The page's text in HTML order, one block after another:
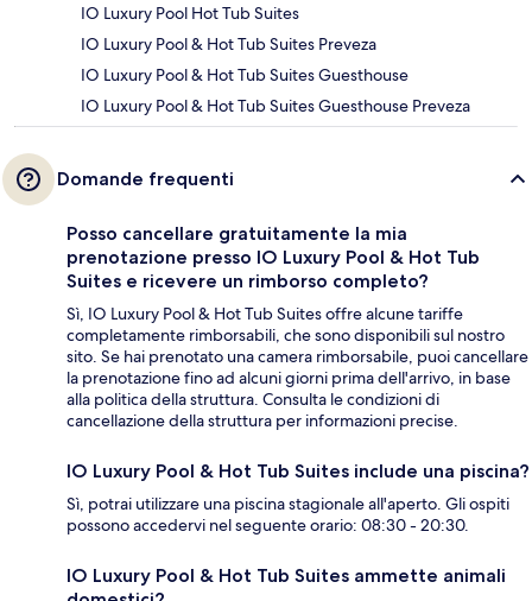
IO Luxury Pool Hot Tub Suites
IO Luxury Pool & Hot Tub Suites Preveza
IO Luxury Pool & Hot Tub Suites Guesthouse
IO Luxury Pool & Hot Tub Suites Guesthouse Preveza
Domande frequenti
Posso cancellare gratuitamente la mia
prenotazione presso IO Luxury Pool & Hot Tub
Suites e ricevere un rimborso completo?
Sì, IO Luxury Pool & Hot Tub Suites offre alcune tariffe
completamente rimborsabili, che sono disponibili sul nostro
sito. Se hai prenotato una camera rimborsabile, puoi cancellare
la prenotazione fino ad alcuni giorni prima dell'arrivo, in base
alla politica della struttura. Consulta le condizioni di
cancellazione della struttura per informazioni precise.
IO Luxury Pool & Hot Tub Suites include una piscina?
Sì, potrai utilizzare una piscina stagionale all'aperto. Gli ospiti
possono accedervi nel seguente orario: 08:30 - 20:30.
IO Luxury Pool & Hot Tub Suites ammette animali